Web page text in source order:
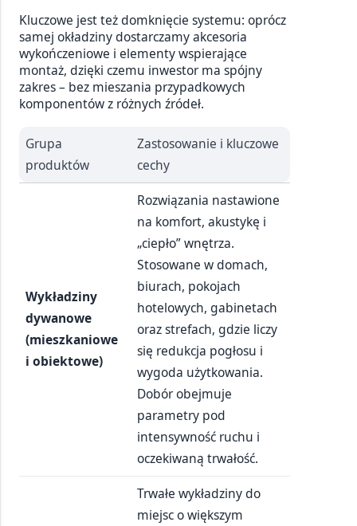
Kluczowe jest też domknięcie systemu: oprócz
samej okładziny dostarczamy akcesoria
wykończeniowe i elementy wspierające
montaż, dzięki czemu inwestor ma spójny
zakres – bez mieszania przypadkowych
komponentów z różnych źródeł.
Grupa
produktów
Zastosowanie i kluczowe
cechy
Wykładziny
dywanowe
(mieszkaniowe
i obiektowe)
Rozwiązania nastawione
na komfort, akustykę i
„ciepło” wnętrza.
Stosowane w domach,
biurach, pokojach
hotelowych, gabinetach
oraz strefach, gdzie liczy
się redukcja pogłosu i
wygoda użytkowania.
Dobór obejmuje
parametry pod
intensywność ruchu i
oczekiwaną trwałość.
Trwałe wykładziny do
miejsc o większym